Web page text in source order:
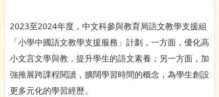
2023至2024年度，中文科參與教育局語文教學支援組
「小學中國語文教學支援服務」計劃，一方面，優化高
小文言文學與教，提升學生的語文素養；另一方面，加
強推展跨課程閱讀，擴闊學習時間的概念，為學生創設
更多元化的學習經歷。